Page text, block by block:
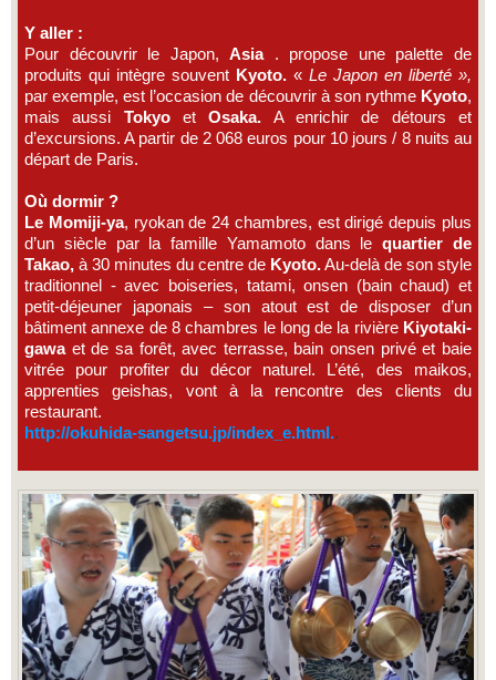
Y aller :
Pour découvrir le Japon,Asia
. propose une palette de
produits qui intègre souvent Kyoto. « Le Japon en liberté »,
par exemple, est l’occasion de découvrir à son rythme Kyoto,
mais aussi TokyoetOsaka. A enrichir de détours et
d’excursions. A partir de 2 068 euros pour 10 jours / 8 nuits au
départ de Paris.
Où dormir ?
Le Momiji-ya, ryokan de 24 chambres, est dirigé depuis plus
d’un siècle par la famille Yamamoto dans lequartier de
Takao, à 30 minutes du centre de Kyoto.Au-delà de son style
traditionnel - avec boiseries, tatami, onsen (bain chaud) et
petit-déjeuner japonais – son atout est de disposer d’un
bâtiment annexe de 8 chambres le long de la rivière Kiyotaki-
gawaet de sa forêt, avec terrasse, bain onsen privé et baie
vitrée pour profiter du décor naturel. L’été, des maikos,
apprenties geishas, vont à la rencontre des clients du
restaurant.
http://okuhida-sangetsu.jp/index_e.html..